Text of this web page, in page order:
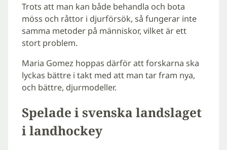
Trots att man kan både behandla och bota
möss och råttor i djurförsök, så fungerar inte
samma metoder på människor, vilket är ett
stort problem.
Maria Gomez hoppas därför att forskarna ska
lyckas bättre i takt med att man tar fram nya,
och bättre, djurmodeller.
Spelade i svenska landslaget
i landhockey